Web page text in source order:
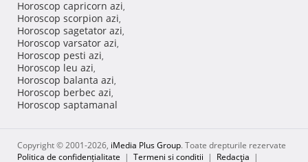
Horoscop capricorn azi,
Horoscop scorpion azi,
Horoscop sagetator azi,
Horoscop varsator azi,
Horoscop pesti azi,
Horoscop leu azi,
Horoscop balanta azi,
Horoscop berbec azi,
Horoscop saptamanal
Copyright © 2001-2026, iMedia Plus Group. Toate drepturile rezervate
Politica de confidențialitate | Termeni si conditii | Redacţia |